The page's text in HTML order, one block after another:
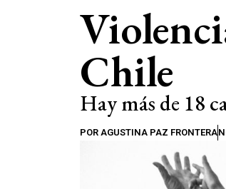
Chile
Hay más de 18
POR AGUSTINA PAZ FRONTERA